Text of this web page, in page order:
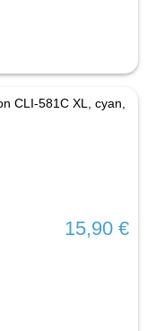
CLI-581C XL, cyan,
15,90 €